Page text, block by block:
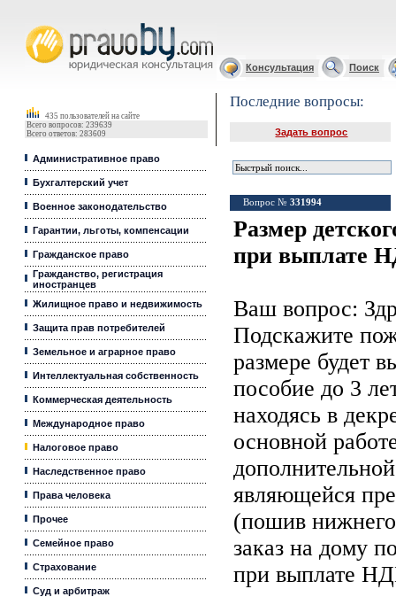
Консультация Поиск
435 пользователей на сайте
Всего вопросов: 239639
Всего ответов: 283609
Административное право
Бухгалтерский учет
Военное законодательство
Гарантии, льготы, компенсации
Гражданское право
Гражданство, регистрация
иностранцев
Жилищное право и недвижимость
Защита прав потребителей
Земельное и аграрное право
Интеллектуальная собственность
Коммерческая деятельность
Международное право
Налоговое право
Наследственное право
Права человека
Прочее
Семейное право
Страхование
Суд и арбитраж
Последние вопросы:
Задать вопрос
Вопрос № 331994
Размер
при выплате
Ваш вопрос:
Подскажите
размере будет
пособие до 3
находясь в
основной
являющейся
(пошив нижнего
заказ на дому
при выплате